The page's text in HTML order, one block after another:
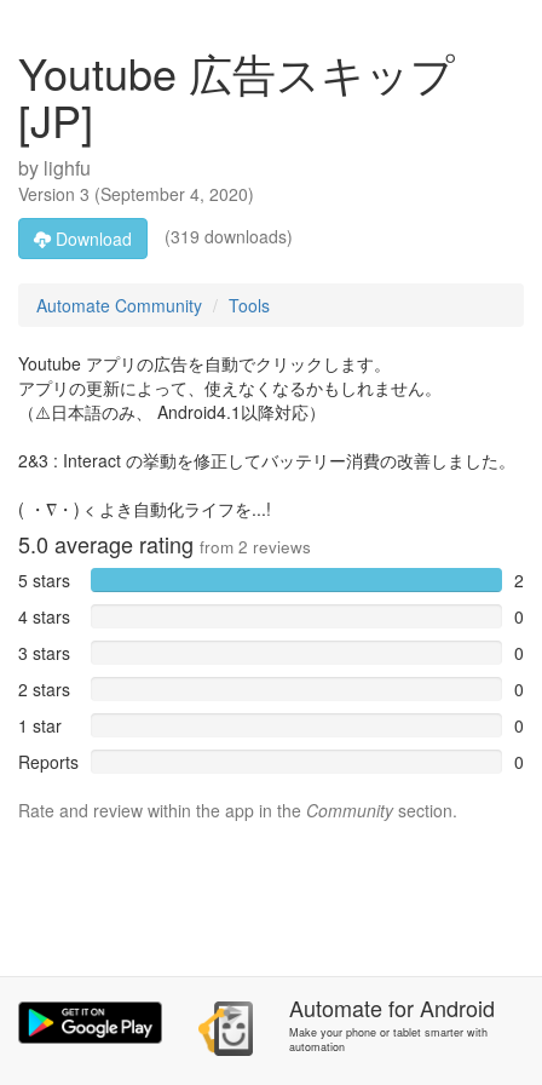
Youtube 広告スキップ
[JP]
by lighfu
Version 3 (September 4, 2020)
Download
(319 downloads)
Automate Community Tools
Youtube アプリの広告を自動でクリックします。
アプリの更新によって、使えなくなるかもしれません。
（⚠️日本語のみ、 Android4.1以降対応）
2&3 : Interact の挙動を修正してバッテリー消費の改善しました。
( ・∇・) < よき自動化ライフを...!
5.0 average rating from 2 reviews
5 stars
2
4 stars
0
3 stars
0
2 stars
0
1 star
0
Reports
0
Rate and review within the app in the Communitysection.
AutomateforAndroid
Make your phone or tablet smarter with
automation